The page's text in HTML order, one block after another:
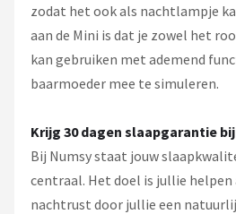
zodat het ook als nachtlampje
aan de Mini is dat je zowel het
kan gebruiken met ademend
baarmoeder mee te simuleren.
Krijg 30 dagen slaapgarantie
Bij Numsy staat jouw
centraal. Het doel is jullie
nachtrust door jullie een